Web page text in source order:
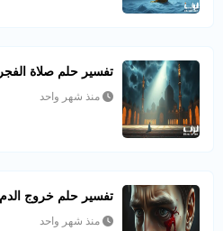
تفسير حلم صلاة
منذ شهر واحد
تفسير حلم خروج
منذ شهر واحد